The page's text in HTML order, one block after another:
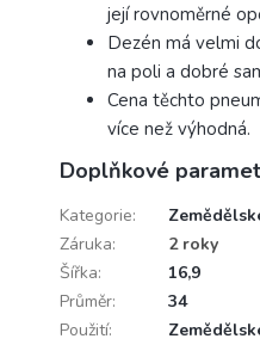
její rovnoměrné
Dezén má velmi
na poli a dobré
Cena těchto
více než výhodná.
Doplňkové
Kategorie:
Záruka:
2 roky
Šířka:
16,9
Průměr:
34
Použití: